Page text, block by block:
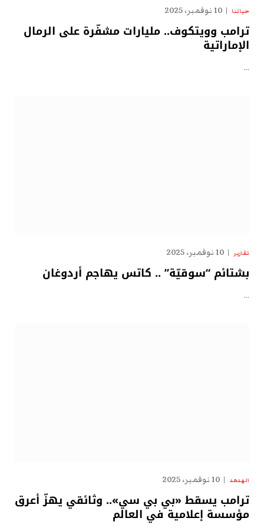
حياتنا 10 نوفمبر، 2025
ترامب وويتكوف.. مليارات مشفّرة على الرمال
الإماراتية
…
تقارير 10 نوفمبر، 2025
بشتائم “سوقيّة” .. كاتس يهاجم أردوغان
…
الهدهد 10 نوفمبر، 2025
ترامب يسقط «بي بي سي».. وثائقي يهزّ أعرق
مؤسسة إعلامية في العالم